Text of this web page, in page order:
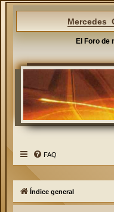
Mercedes
El Foro de
FAQ
Índice general